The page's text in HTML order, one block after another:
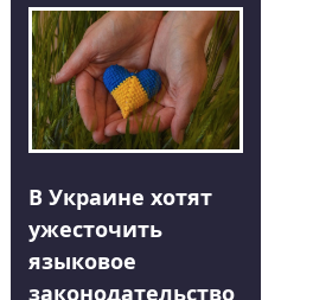
В Украине хотят
ужесточить
языковое
законодательство